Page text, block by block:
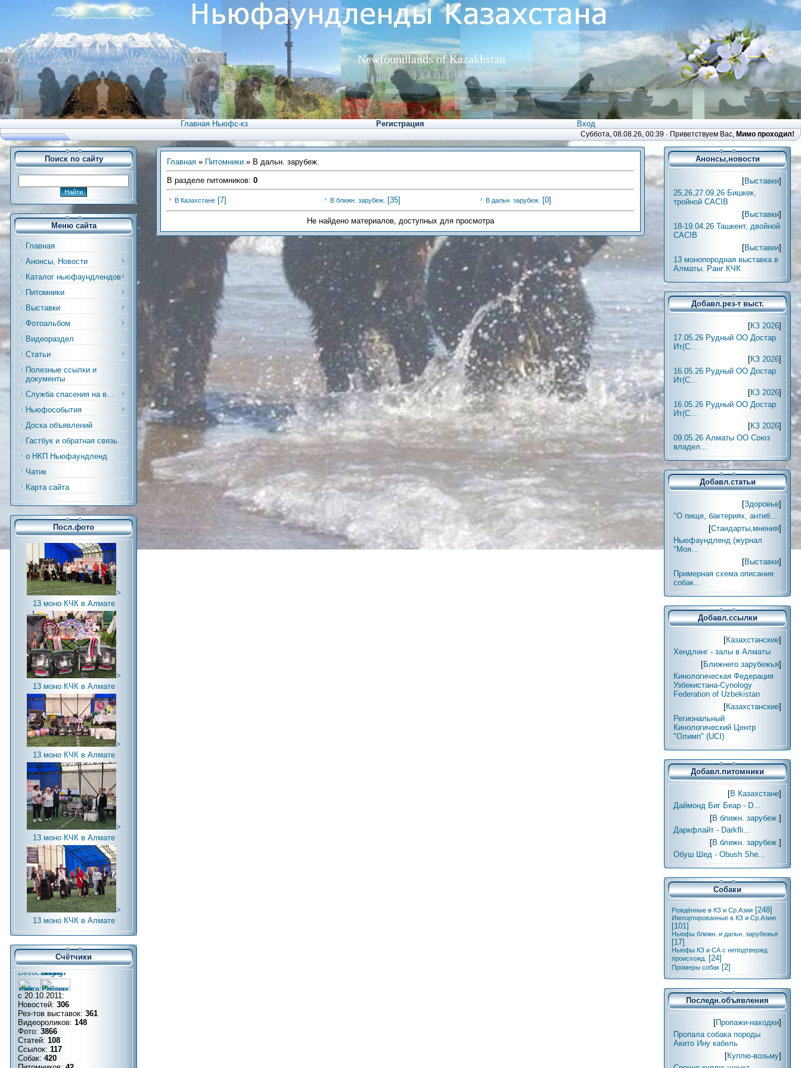
Newfoundlands of Kazakhstan
Главная Ньюфс-кз Регистрация Вход
Суббота, 08.08.26, 00:39 · Приветствуем Вас, Мимо проходил!
Поиск по сайту
Меню сайта
Главная
Анонсы, Новости
Каталог ньюфаундлендов
Питомники
Выставки
Фотоальбом
Видеораздел
Статьи
Полезные ссылки и
документы
Служба спасения на в...
Ньюфособытия
Доска объявлений
Гастбук и обратная связь
о НКП Ньюфаундленд
Чатик
Карта сайта
Посл.фото
>
13 моно КЧК в Алмате
>
13 моно КЧК в Алмате
>
13 моно КЧК в Алмате
>
13 моно КЧК в Алмате
>
13 моно КЧК в Алмате
Счётчики
с 20.10.2011:
Новостей: 306
Рез-тов выставок: 361
Видеороликов: 148
Фото: 3866
Статей: 108
Ссылок: 117
Собак: 420
Главная » Питомники » В дальн. зарубеж.
В разделе питомников: 0
В Казахстане [7] В ближн. зарубеж. [35] В дальн. зарубеж. [0]
Не найдено материалов, доступных для просмотра
Анонсы,новости
[Выставки]
25,26,27.09.26 Бишкек,
тройной CACIB
[Выставки]
18-19.04.26 Ташкент, двойной
CACIB
[Выставки]
13 монопородная выставка в
Алматы. Ранг КЧК
Добавл.рез-т выст.
[КЗ 2026]
17.05.26 Рудный ОО Достар
Ит(С...
[КЗ 2026]
16.05.26 Рудный ОО Достар
Ит(С...
[КЗ 2026]
16.05.26 Рудный ОО Достар
Ит(С...
[КЗ 2026]
09.05.26 Алматы ОО Союз
владел...
Добавл.статьи
[Здоровье]
"О пище, бактериях, антиб...
[Стандарты,мнения]
Ньюфаундленд (журнал
"Моя...
[Выставки]
Примерная схема описания
собак...
Добавл.ссылки
[Казахстанские]
Хендлинг - залы в Алматы
[Ближнего зарубежья]
Кинологическая Федерация
Узбекистана-Cynology
Federation of Uzbekistan
[Казахстанские]
Региональный
Кинологический Центр
"Олимп" (UCI)
Добавл.питомники
[В Казахстане]
Даймонд Биг Беар - D...
[В ближн. зарубеж.]
Даркфлайт - Darkfli...
[В ближн. зарубеж.]
Обуш Шед - Obush She...
Собаки
Рождённые в КЗ и Ср.Азии [248]
Импортированные в КЗ и Ср.Азию
[101]
Ньюфы ближн. и дальн. зарубежья
[17]
Ньюфы КЗ и СА с неподтвержд.
происхожд.
[24]
Промеры собак [2]
Последн.объявления
[Пропажи-находки]
Пропала собака породы
Акито Ину кабель
[Куплю-возьму]